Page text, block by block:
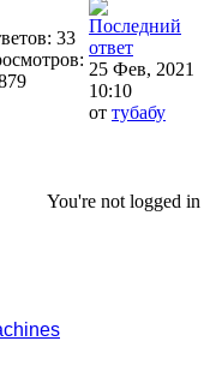
33
25 Фев, 2021
10:10
от тубабу
You're not logged in